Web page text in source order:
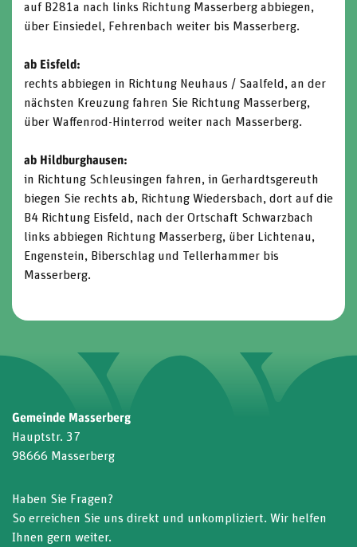
auf B281a nach links Richtung Masserberg abbiegen,
über Einsiedel, Fehrenbach weiter bis Masserberg.
ab Eisfeld:
rechts abbiegen in Richtung Neuhaus / Saalfeld, an der
nächsten Kreuzung fahren Sie Richtung Masserberg,
über Waffenrod-Hinterrod weiter nach Masserberg.
ab Hildburghausen:
in Richtung Schleusingen fahren, in Gerhardtsgereuth
biegen Sie rechts ab, Richtung Wiedersbach, dort auf die
B4 Richtung Eisfeld, nach der Ortschaft Schwarzbach
links abbiegen Richtung Masserberg, über Lichtenau,
Engenstein, Biberschlag und Tellerhammer bis
Masserberg.
Gemeinde Masserberg
Hauptstr. 37
98666 Masserberg
Haben Sie Fragen?
So erreichen Sie uns direkt und unkompliziert. Wir helfen
Ihnen gern weiter.